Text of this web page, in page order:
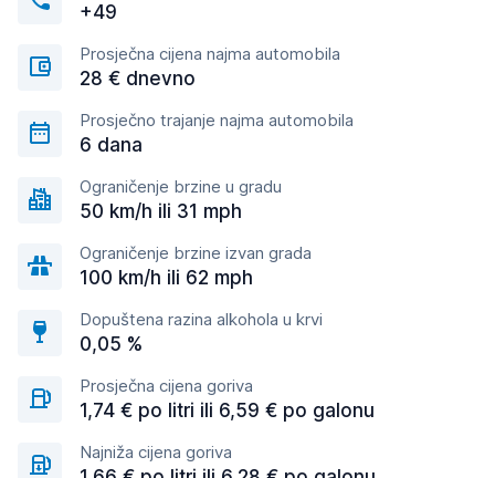
+49
Prosječna cijena najma automobila
28 € dnevno
Prosječno trajanje najma automobila
6 dana
Ograničenje brzine u gradu
50 km/h ili 31 mph
Ograničenje brzine izvan grada
100 km/h ili 62 mph
Dopuštena razina alkohola u krvi
0,05 %
Prosječna cijena goriva
1,74 € po litri ili 6,59 € po galonu
Najniža cijena goriva